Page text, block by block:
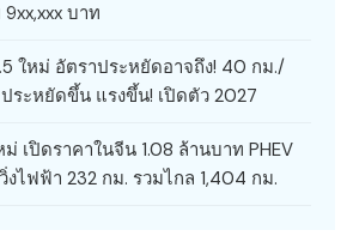
บาท
ใหม่ อัตราประหยัดอาจถึง! 40 กม./
ประหยัดขึ้น แรงขึ้น! เปิดตัว 2027
ม่ เปิดราคาในจีน 1.08 ล้านบาท PHEV
งไฟฟ้า 232 กม. รวมไกล 1,404 กม.